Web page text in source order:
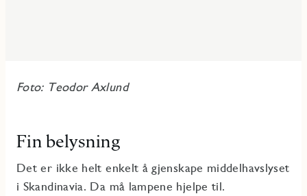
Foto: Teodor Axlund
Fin belysning
Det er ikke helt enkelt å gjenskape middelhavslyset
i Skandinavia. Da må lampene hjelpe til.